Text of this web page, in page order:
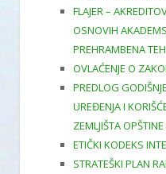
FLAJER –
OSNOVIH
PREHRAMBENA
OVLAĆENJE O
PREDLOG
UREĐENJA I
ZEMLJIŠTA
ETIČKI KODEKS
STRATEŠKI PLAN